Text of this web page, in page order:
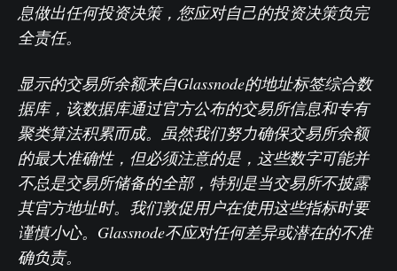
息做出任何投资决策，您应对自己的投资决策负完
全责任。
显示的交易所余额来自Glassnode的地址标签综合数
据库，该数据库通过官方公布的交易所信息和专有
聚类算法积累而成。虽然我们努力确保交易所余额
的最大准确性，但必须注意的是，这些数字可能并
不总是交易所储备的全部，特别是当交易所不披露
其官方地址时。我们敦促用户在使用这些指标时要
谨慎小心。Glassnode不应对任何差异或潜在的不准
确负责。